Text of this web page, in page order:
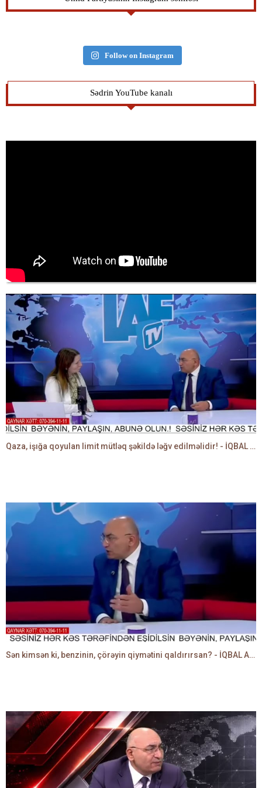
Follow on Instagram
Sədrin YouTube kanalı
Qaza, işığa qoyulan limit mütləq şəkildə ləğv edilməlidir! - İQBAL AĞAZADƏ
Sən kimsən ki, benzinin, çörəyin qiymətini qaldırırsan? - İQBAL AĞAZADƏ